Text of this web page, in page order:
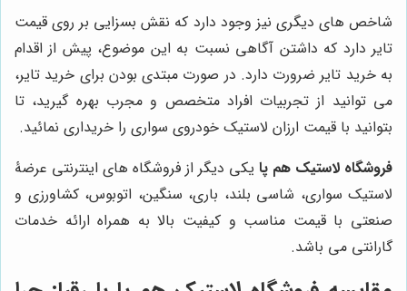
شاخص های دیگری نیز وجود دارد که نقش بسزایی بر روی قیمت
تایر دارد که داشتن آگاهی نسبت به این موضوع، پیش از اقدام
به خرید تایر ضرورت دارد. در صورت مبتدی بودن برای خرید تایر،
می توانید از تجربیات افراد متخصص و مجرب بهره گیرید، تا
بتوانید با قیمت ارزان لاستیک خودروی سواری را خریداری نمائید.
فروشگاه لاستیک هم پا یکی دیگر از فروشگاه های اینترنتی عرضۀ
لاستیک سواری، شاسی بلند، باری، سنگین، اتوبوس، کشاورزی و
صنعتی با قیمت مناسب و کیفیت بالا به همراه ارائه خدمات
گارانتی می باشد.